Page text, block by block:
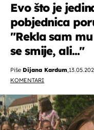
Evo što je
pobjednica
"Rekla sam
se smije, ali..."
Piše Dijana Kardum,
KOMENTARI